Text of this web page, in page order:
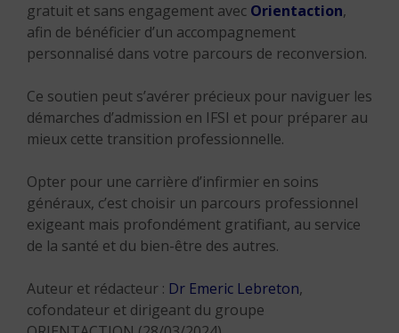
gratuit et sans engagement avec Orientaction,
afin de bénéficier d’un accompagnement
personnalisé dans votre parcours de reconversion.
Ce soutien peut s’avérer précieux pour naviguer les
démarches d’admission en IFSI et pour préparer au
mieux cette transition professionnelle.
Opter pour une carrière d’infirmier en soins
généraux, c’est choisir un parcours professionnel
exigeant mais profondément gratifiant, au service
de la santé et du bien-être des autres.
Auteur et rédacteur : Dr Emeric Lebreton,
cofondateur et dirigeant du groupe